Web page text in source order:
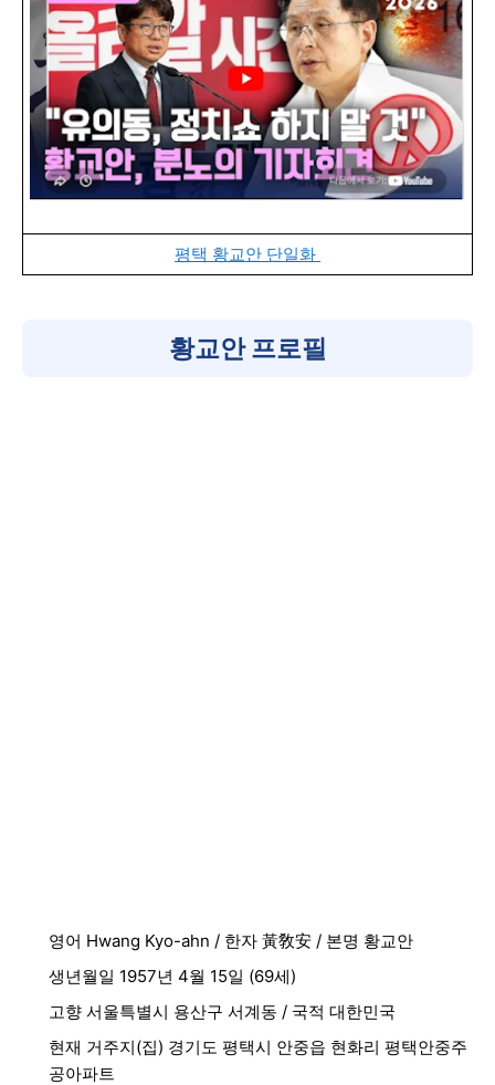
평택 황교안 단일화
황교안 프로필
영어 Hwang Kyo-ahn / 한자 黃敎安 / 본명 황교안
생년월일 1957년 4월 15일 (69세)
고향 서울특별시 용산구 서계동 / 국적 대한민국
현재 거주지(집) 경기도 평택시 안중읍 현화리 평택안중주
공아파트